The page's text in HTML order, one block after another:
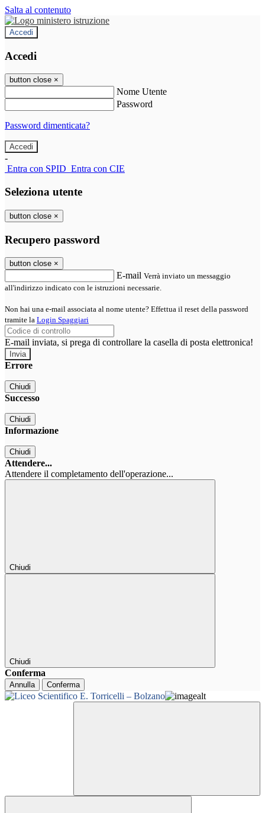
Salta al contenuto
Accedi
Accedi
button close ×
Nome Utente
Password
Password dimenticata?
-
Entra con SPID Entra con CIE
Seleziona utente
button close ×
Recupero password
button close ×
E-mail Verrà inviato un messaggio
all'indirizzo indicato con le istruzioni necessarie.
Non hai una e-mail associata al nome utente? Effettua il reset della password
tramite la Login Spaggiari
E-mail inviata, si prega di controllare la casella di posta elettronica!
Errore
Chiudi
Successo
Chiudi
Informazione
Chiudi
Attendere...
Attendere il completamento dell'operazione...
Chiudi
Chiudi
Conferma
Annulla Conferma